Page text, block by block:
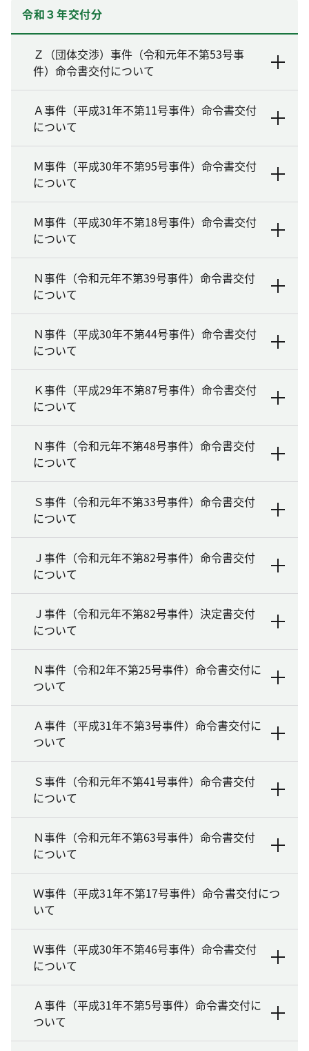
令和３年交付分
Ｚ（団体交渉）事件（令和元年不第53号事
件）命令書交付について
Ａ事件（平成31年不第11号事件）命令書交付
について
Ｍ事件（平成30年不第95号事件）命令書交付
について
Ｍ事件（平成30年不第18号事件）命令書交付
について
Ｎ事件（令和元年不第39号事件）命令書交付
について
Ｎ事件（平成30年不第44号事件）命令書交付
について
Ｋ事件（平成29年不第87号事件）命令書交付
について
Ｎ事件（令和元年不第48号事件）命令書交付
について
Ｓ事件（令和元年不第33号事件）命令書交付
について
Ｊ事件（令和元年不第82号事件）命令書交付
について
Ｊ事件（令和元年不第82号事件）決定書交付
について
Ｎ事件（令和2年不第25号事件）命令書交付に
ついて
Ａ事件（平成31年不第3号事件）命令書交付に
ついて
Ｓ事件（令和元年不第41号事件）命令書交付
について
Ｎ事件（令和元年不第63号事件）命令書交付
について
Ｗ事件（平成31年不第17号事件）命令書交付につ
いて
Ｗ事件（平成30年不第46号事件）命令書交付
について
Ａ事件（平成31年不第5号事件）命令書交付に
ついて